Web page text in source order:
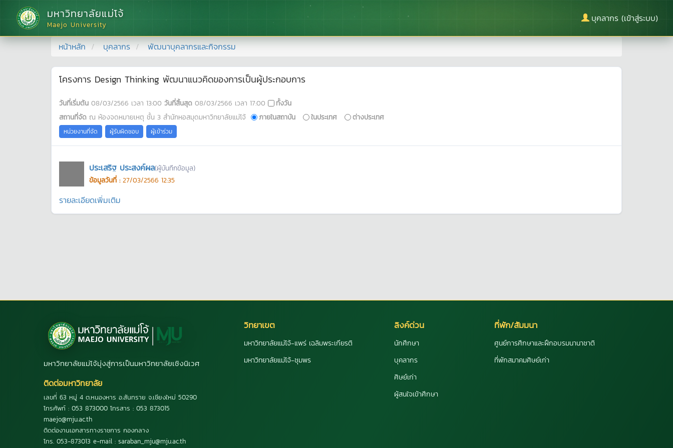
มหาวิทยาลัยแม่โจ้
Maejo University
บุคลากร (เข้าสู่ระบบ)
หน้าหลัก บุคลากร พัฒนาบุคลากรและกิจกรรม
โครงการ Design Thinking พัฒนาแนวคิดของการเป็นผู้ประกอบการ
วันที่เริ่มต้น 08/03/2566 เวลา 13:00 วันที่สิ้นสุด 08/03/2566 เวลา 17:00
ทั้งวัน
สถานที่จัด ณ ห้องจดหมายเหตุ ชั้น 3 สำนักหอสมุดมหาวิทยาลัยแม่โจ้ ภายในสถาบัน ในประเทศ ต่างประเทศ
หน่วยงานที่จัด ผู้รับผิดชอบ ผู้เข้าร่วม
ประเสริฐ ประสงค์ผล(ผู้บันทึกข้อมูล)
ข้อมูลวันที่ : 27/03/2566 12:35
รายละเอียดเพิ่มเติม
มหาวิทยาลัยแม่โจ้มุ่งสู่การเป็นมหาวิทยาลัยเชิงนิเวศ
ติดต่อมหาวิทยาลัย
เลขที่ 63 หมู่ 4 ต.หนองหาร อ.สันทราย จ.เชียงใหม่ 50290
โทรศัพท์ : 053 873000 โทรสาร : 053 873015
maejo@mju.ac.th
ติดต่องานเอกสารทางราชการ กองกลาง
โทร. 053-873013 e-mail : saraban_mju@mju.ac.th
วิทยาเขต
มหาวิทยาลัยแม่โจ้-แพร่ เฉลิมพระเกียรติ
มหาวิทยาลัยแม่โจ้-ชุมพร
ลิงค์ด่วน
นักศึกษา
บุคลากร
ศิษย์เก่า
ผู้สนใจเข้าศึกษา
ที่พัก/สัมมนา
ศูนย์การศึกษาและฝึกอบรมนานาชาติ
ที่พักสมาคมศิษย์เก่า